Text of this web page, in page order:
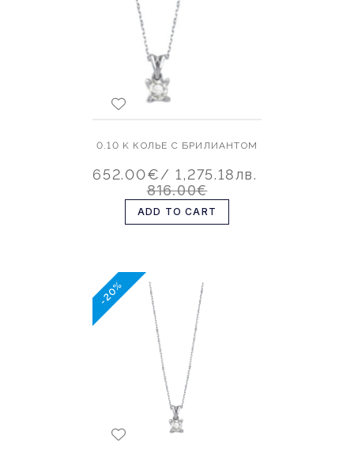
0.10 K КОЛЬЕ С БРИЛИАНТОМ
652.00€/ 1,275.18лв.
816.00€
ADD TO CART
-20%